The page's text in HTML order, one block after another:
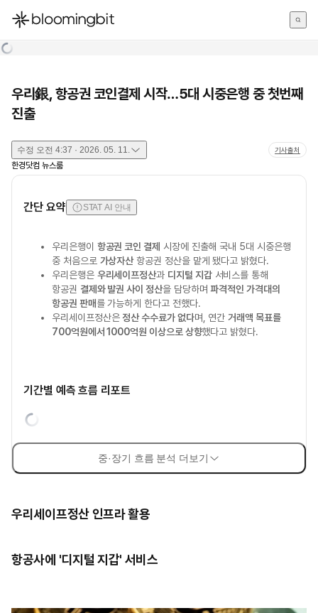
한국어
우리銀, 항공권 코인결제 시작…5대 시중은행 중 첫번째
진출
수정 오전 4:37 · 2026. 05. 11. 기사출처
한경닷컴 뉴스룸
간단 요약 STAT AI 안내
우리은행이 항공권 코인 결제
시장에 진출해 국내 5대 시중은행
중 처음으로 가상자산항공권 정산을 맡게 됐다고 밝혔다.
우리은행은 우리세이프정산과 디지털 지갑서비스를 통해
항공권 결제와 발권 사이 정산을 담당하며파격적인 가격대의
항공권 판매를 가능하게 한다고 전했다.
우리세이프정산은정산 수수료가 없다며, 연간거래액 목표를
700억원에서 1000억원 이상으로 상향했다고 밝혔다.
기간별 예측 흐름 리포트
중·장기 흐름 분석 더보기
우리세이프정산 인프라 활용
항공사에 '디지털 지갑' 서비스